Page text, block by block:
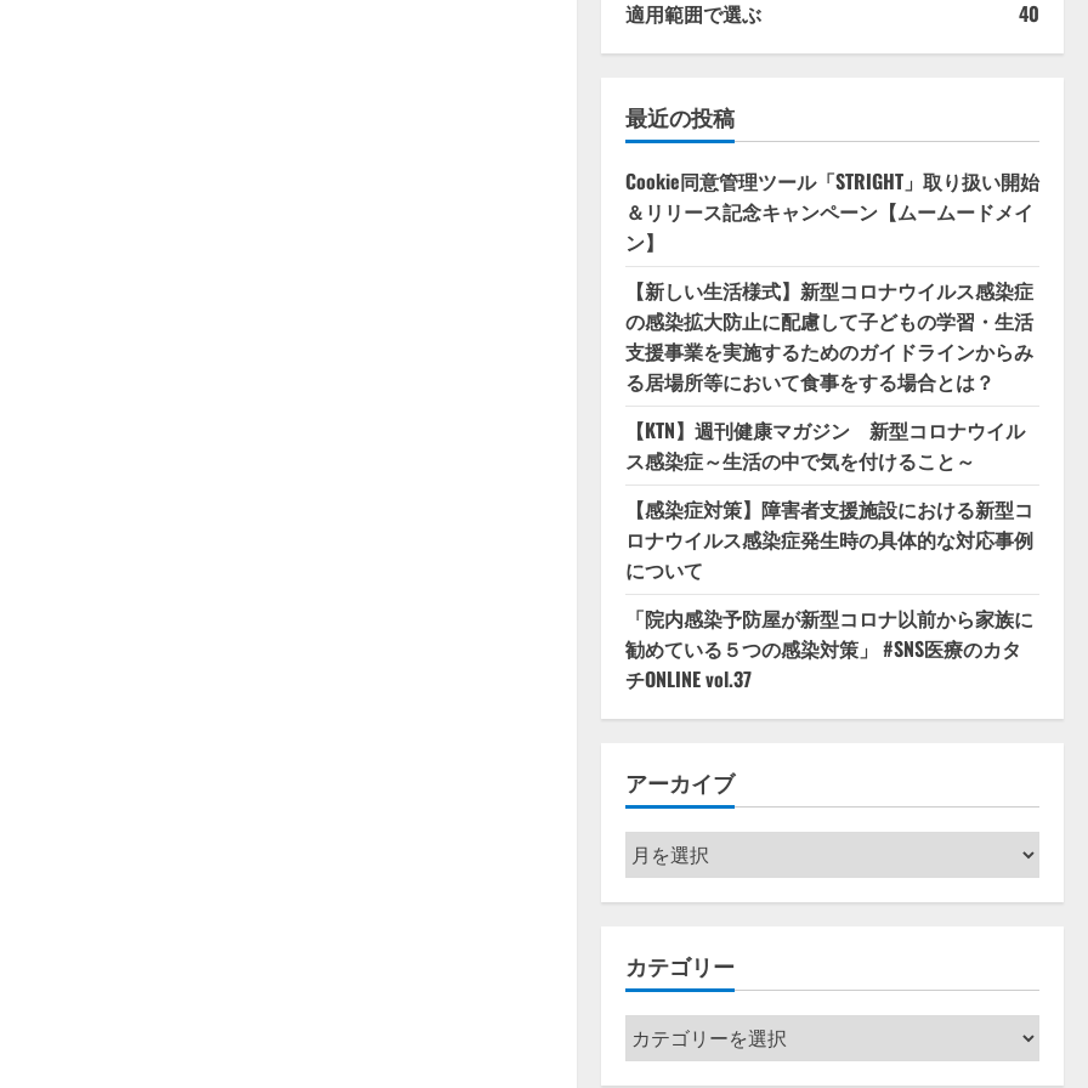
適用範囲で選ぶ 40
最近の投稿
Cookie同意管理ツール「STRIGHT」取り扱い開始
＆リリース記念キャンペーン【ムームードメイ
ン】
【新しい生活様式】新型コロナウイルス感染症
の感染拡大防止に配慮して子どもの学習・生活
支援事業を実施するためのガイドラインからみ
る居場所等において食事をする場合とは？
【KTN】週刊健康マガジン 新型コロナウイル
ス感染症～生活の中で気を付けること～
【感染症対策】障害者支援施設における新型コ
ロナウイルス感染症発生時の具体的な対応事例
について
「院内感染予防屋が新型コロナ以前から家族に
勧めている５つの感染対策」 #SNS医療のカタ
チONLINE vol.37
アーカイブ
ア
ー
カ
ブ
カテゴリー
カ
テ